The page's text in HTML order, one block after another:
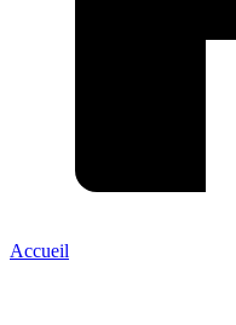
Accueil